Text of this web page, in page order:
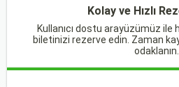
Kolay ve Hızlı
Kullanıcı dostu arayüzümüz ile
biletinizi rezerve edin. Zaman
odaklanın.